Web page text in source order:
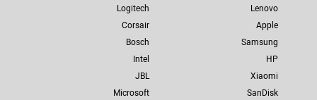
Lenovo
Apple
Samsung
HP
Xiaomi
SanDisk
Logitech
Corsair
Bosch
Intel
JBL
Microsoft